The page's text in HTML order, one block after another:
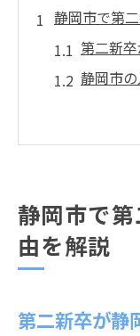
静岡市で第
第二新
静岡市
第二新
の実情
第二新
静岡市で
由を解説
第二新卒が静